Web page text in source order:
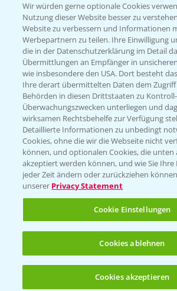
NEU: Herbizidmaßnahme im
MaisTer Power Flexx
06.05.2025
Herbizidstrategie
Mais
07.05.2025
(noch 4)
Wir würden gerne optionale Cookies
Nutzung dieser Website besser zu
Website zu verbessern und Informationen
Werbepartnern zu teilen. Ihre Einwilligung
die in der Datenschutzerklärung im Detail
Übermittlungen an Empfänger in
wie insbesondere den USA. Dort besteht
Ihre derart übermittelten Daten dem
Behörden in diesen Drittstaaten zu
Überwachungszwecken unterliegen und
wirksamen Rechtsbehelfe zur Verfügung
Detaillierte Informationen zu unbedingt
Cookies, ohne die wir die Webseite nicht
können, und optionalen Cookies, die
akzeptiert werden können, und wie Sie Ihre
jeder Zeit ändern oder zurückziehen
unserer Privacy Statement
Cookie Einstellungen
Cookies ablehnen
Cookies akzeptieren